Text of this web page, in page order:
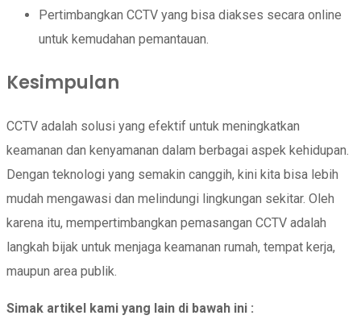
Pertimbangkan CCTV yang bisa diakses secara online
untuk kemudahan pemantauan.
Kesimpulan
CCTV adalah solusi yang efektif untuk meningkatkan
keamanan dan kenyamanan dalam berbagai aspek kehidupan.
Dengan teknologi yang semakin canggih, kini kita bisa lebih
mudah mengawasi dan melindungi lingkungan sekitar. Oleh
karena itu, mempertimbangkan pemasangan CCTV adalah
langkah bijak untuk menjaga keamanan rumah, tempat kerja,
maupun area publik.
Simak artikel kami yang lain di bawah ini :